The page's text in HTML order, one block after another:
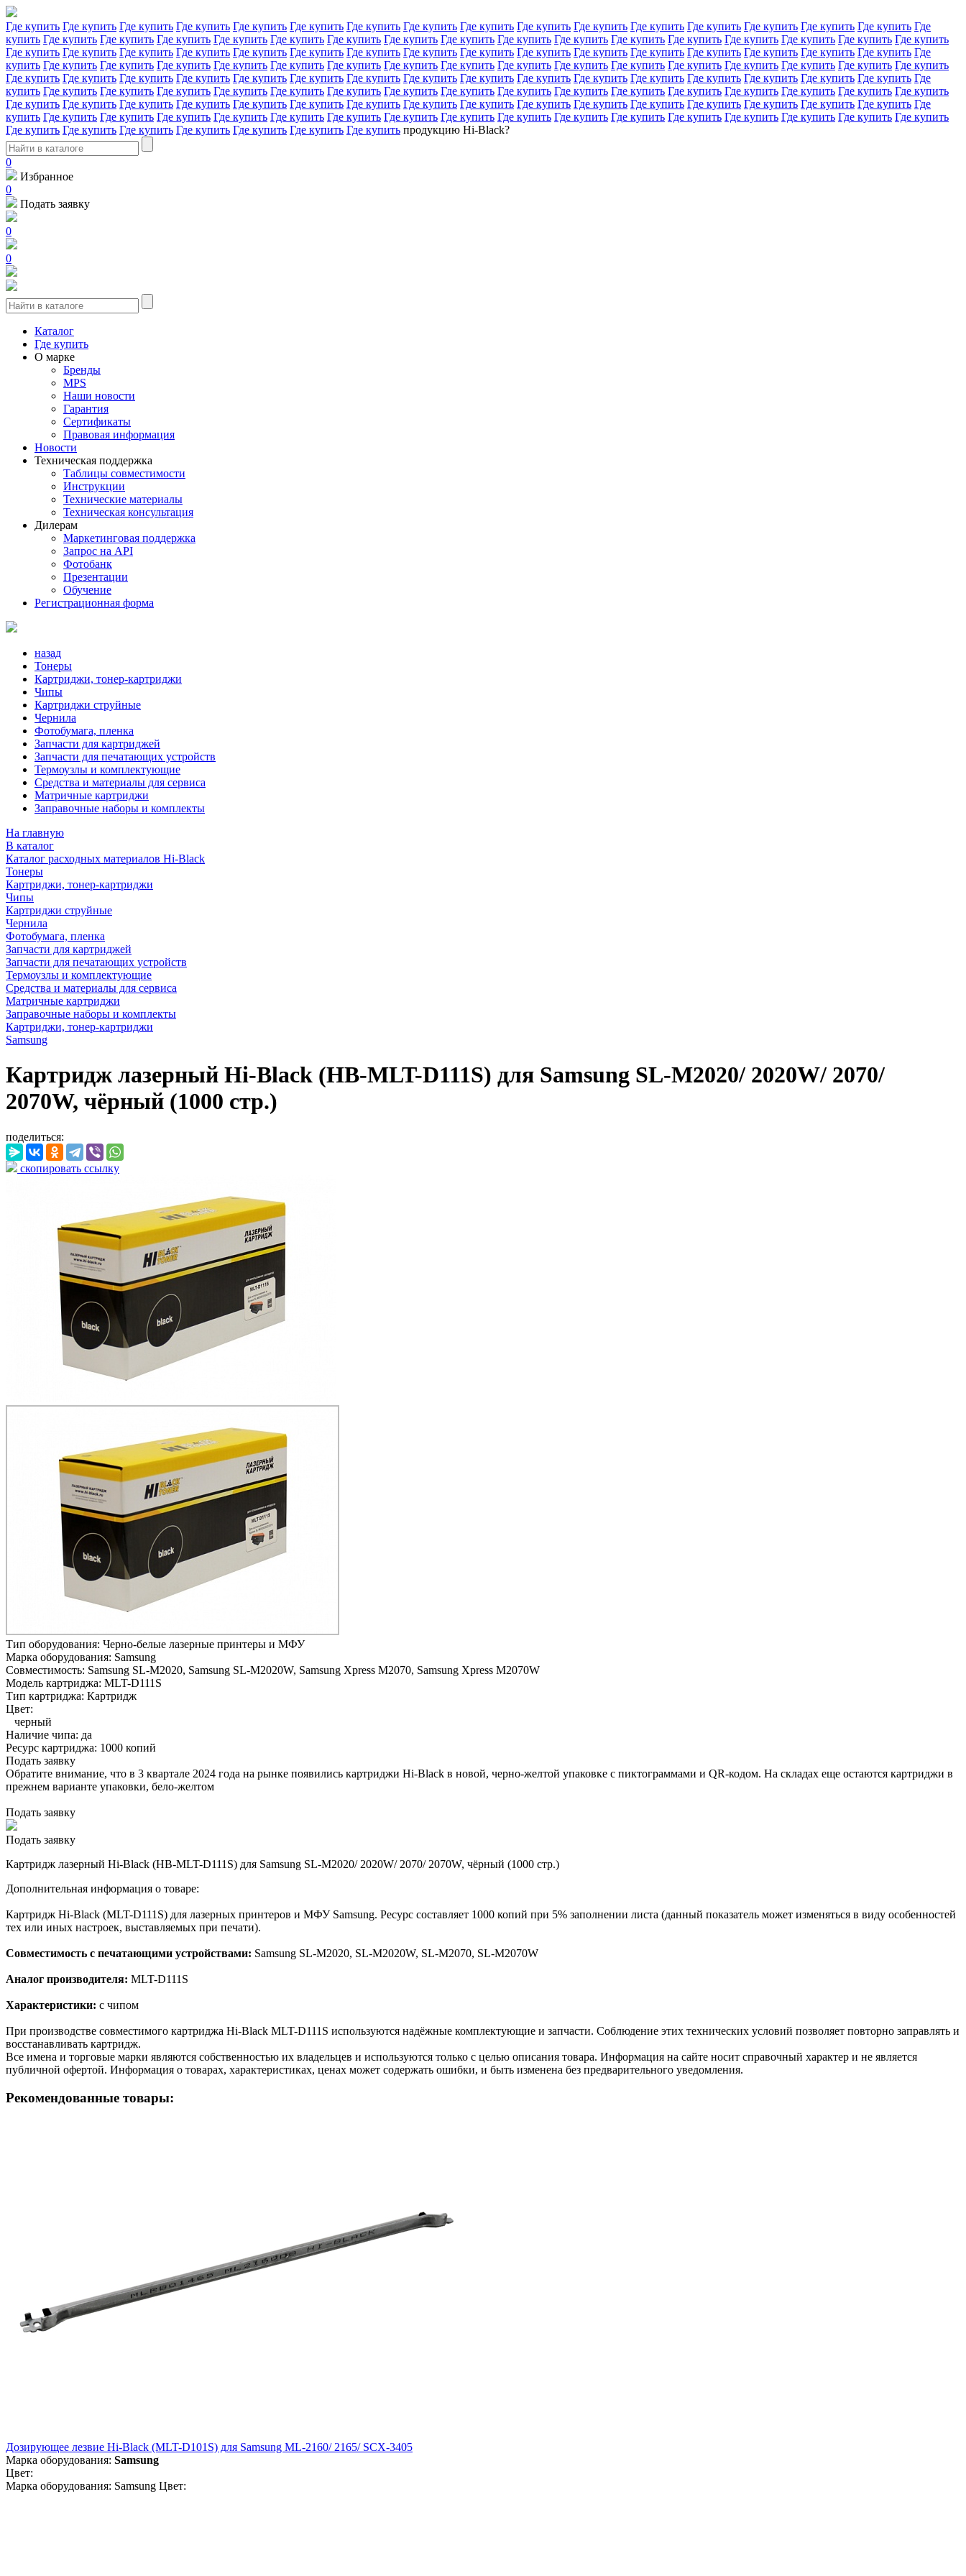
Где купить Где купить Где купить Где купить Где купить Где купить Где купить Где купить Где купить Где купить Где купить Где купить Где купить Где купить Где купить Где купить Где
купить Где купить Где купить Где купить Где купить Где купить Где купить Где купить Где купить Где купить Где купить Где купить Где купить Где купить Где купить Где купить Где купить
Где купить Где купить Где купить Где купить Где купить Где купить Где купить Где купить Где купить Где купить Где купить Где купить Где купить Где купить Где купить Где купить Где
купить Где купить Где купить Где купить Где купить Где купить Где купить Где купить Где купить Где купить Где купить Где купить Где купить Где купить Где купить Где купить Где купить
Где купить Где купить Где купить Где купить Где купить Где купить Где купить Где купить Где купить Где купить Где купить Где купить Где купить Где купить Где купить Где купить Где
купить Где купить Где купить Где купить Где купить Где купить Где купить Где купить Где купить Где купить Где купить Где купить Где купить Где купить Где купить Где купить Где купить
Где купить Где купить Где купить Где купить Где купить Где купить Где купить Где купить Где купить Где купить Где купить Где купить Где купить Где купить Где купить Где купить Где
купить Где купить Где купить Где купить Где купить Где купить Где купить Где купить Где купить Где купить Где купить Где купить Где купить Где купить Где купить Где купить Где купить
Где купить Где купить Где купить Где купить Где купить Где купить Где купить продукцию Hi-Black?
0
Избранное
0
Подать заявку
0
0
Каталог
Где купить
О марке
Бренды
MPS
Наши новости
Гарантия
Сертификаты
Правовая информация
Новости
Техническая поддержка
Таблицы совместимости
Инструкции
Технические материалы
Техническая консультация
Дилерам
Маркетинговая поддержка
Запрос на API
Фотобанк
Презентации
Обучение
Регистрационная форма
назад
Тонеры
Картриджи, тонер-картриджи
Чипы
Картриджи струйные
Чернила
Фотобумага, пленка
Запчасти для картриджей
Запчасти для печатающих устройств
Термоузлы и комплектующие
Средства и материалы для сервиса
Матричные картриджи
Заправочные наборы и комплекты
На главную
В каталог
Каталог расходных материалов Hi-Black
Тонеры
Картриджи, тонер-картриджи
Чипы
Картриджи струйные
Чернила
Фотобумага, пленка
Запчасти для картриджей
Запчасти для печатающих устройств
Термоузлы и комплектующие
Средства и материалы для сервиса
Матричные картриджи
Заправочные наборы и комплекты
Картриджи, тонер-картриджи
Samsung
Картридж лазерный Hi-Black (HB-MLT-D111S) для Samsung SL-M2020/ 2020W/ 2070/
2070W, чёрный (1000 стр.)
поделиться:
скопировать ссылку
Тип оборудования: Черно-белые лазерные принтеры и МФУ
Марка оборудования: Samsung
Совместимость: Samsung SL-M2020, Samsung SL-M2020W, Samsung Xpress M2070, Samsung Xpress M2070W
Модель картриджа: MLT-D111S
Тип картриджа: Картридж
Цвет:
черный
Наличие чипа: да
Ресурс картриджа: 1000 копий
Подать заявку
Обратите внимание, что в 3 квартале 2024 года на рынке появились картриджи Hi-Black в новой, черно-желтой упаковке с пиктограммами и QR-кодом. На складах еще остаются картриджи в
прежнем варианте упаковки, бело-желтом
Подать заявку
Подать заявку
Картридж лазерный Hi-Black (HB-MLT-D111S) для Samsung SL-M2020/ 2020W/ 2070/ 2070W, чёрный (1000 стр.)
Дополнительная информация о товаре:
Картридж Hi-Black (MLT-D111S) для лазерных принтеров и МФУ Samsung. Ресурс составляет 1000 копий при 5% заполнении листа (данный показатель может изменяться в виду особенностей
тех или иных настроек, выставляемых при печати).
Совместимость с печатающими устройствами: Samsung SL-M2020, SL-M2020W, SL-M2070, SL-M2070W
Аналог производителя: MLT-D111S
Характеристики: с чипом
При производстве совместимого картриджа Hi-Black MLT-D111S используются надёжные комплектующие и запчасти. Соблюдение этих технических условий позволяет повторно заправлять и
восстанавливать картридж.
Все имена и торговые марки являются собственностью их владельцев и используются только с целью описания товара. Информация на сайте носит справочный характер и не является
публичной офертой. Информация о товарах, характеристиках, ценах может содержать ошибки, и быть изменена без предварительного уведомления.
Рекомендованные товары:
Дозирующее лезвие Hi-Black (MLT-D101S) для Samsung ML-2160/ 2165/ SCX-3405
Марка оборудования: Samsung
Цвет:
Марка оборудования: Samsung Цвет: